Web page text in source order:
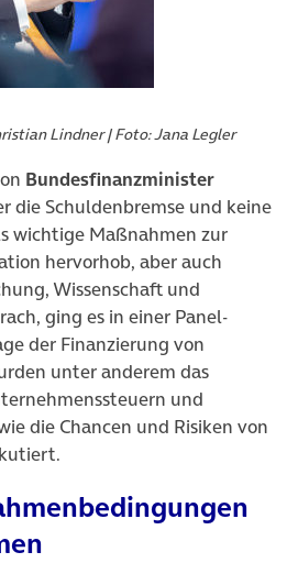
Lindner | Foto: Jana Legler
Bundesfinanzminister
die Schuldenbremse und keine
wichtige Maßnahmen zur
hervorhob, aber auch
Wissenschaft und
ging es in einer Panel-
der Finanzierung von
unter anderem das
und
die Chancen und Risiken von